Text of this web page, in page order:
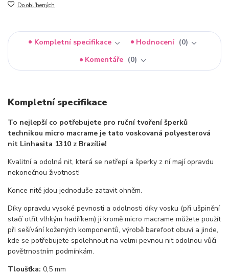
Do oblíbených
Kompletní specifikace Hodnocení
0
Komentáře
0
Kompletní specifikace
To nejlepší co potřebujete pro ruční tvoření šperků
technikou micro macrame je tato voskovaná polyesterová
nit Linhasita 1310 z Brazílie!
Kvalitní a odolná nit, která se netřepí a šperky z ní mají opravdu
nekonečnou životnost!
Konce nitě jdou jednoduše zatavit ohněm.
Díky opravdu vysoké pevnosti a odolnosti díky vosku (při ušpinění
stačí otřít vlhkým hadříkem) jí kromě micro macrame můžete použít
při sešívání kožených komponentů, výrobě barefoot obuvi a jinde,
kde se potřebujete spolehnout na velmi pevnou nit odolnou vůči
povětrnostním podmínkám.
Tloušťka: 0,5 mm